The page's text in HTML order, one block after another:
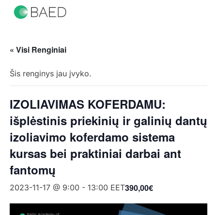
« Visi Renginiai
Šis renginys jau įvyko.
IZOLIAVIMAS KOFERDAMU:
išplėstinis priekinių ir galinių dantų
izoliavimo koferdamo sistema
kursas bei praktiniai darbai ant
fantomų
2023-11-17 @ 9:00 - 13:00 EET390,00€